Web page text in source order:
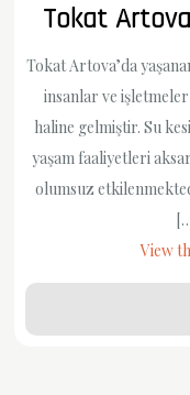
Tokat
Tokat Artova’da
insanlar ve
haline gelmiştir. Su
yaşam faaliyetleri
olumsuz
View